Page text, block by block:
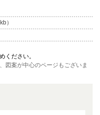
）
ください。
図案が中心のページもございま